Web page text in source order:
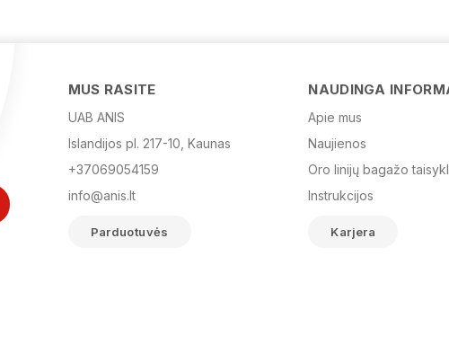
MUS RASITE
UAB ANIS
Islandijos pl. 217-10, Kaunas
+37069054159
info@anis.lt
Parduotuvės
NAUDINGA
Apie mus
Naujienos
Oro linijų bagažo
Instrukcijos
Karjera